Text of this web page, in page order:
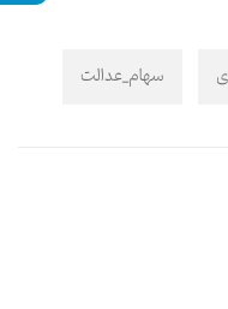
سهام_عدالت